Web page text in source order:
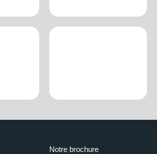
Notre brochure